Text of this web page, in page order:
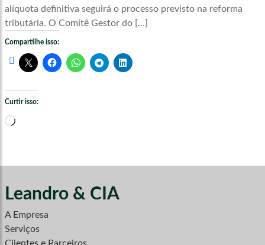
alíquota definitiva seguirá o processo previsto na reforma
tributária. O Comitê Gestor do […]
Compartilhe isso:
Curtir isso:
Carregando...
Leandro & CIA
A Empresa
Serviços